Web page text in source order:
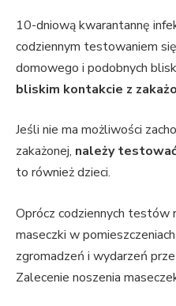
10-dniową kwarantannę
codziennym testowaniem
domowego i podobnych
bliskim kontakcie z
Jeśli nie ma możliwości
zakażonej, należy
to również dzieci.
Oprócz codziennych testów
maseczki w
zgromadzeń i wydarzeń
Zalecenie noszenia